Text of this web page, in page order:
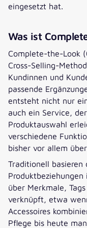
eingesetzt hat.
Was ist
Complete-the-Look
Cross-Selling-
Kundinnen und
passende
entsteht nicht nur
auch ein Service,
Produktauswahl
verschiedene
bisher vor allem
Traditionell basieren
über Merkmale,
verknüpft, etwa
Accessoires
Pflege bis heute